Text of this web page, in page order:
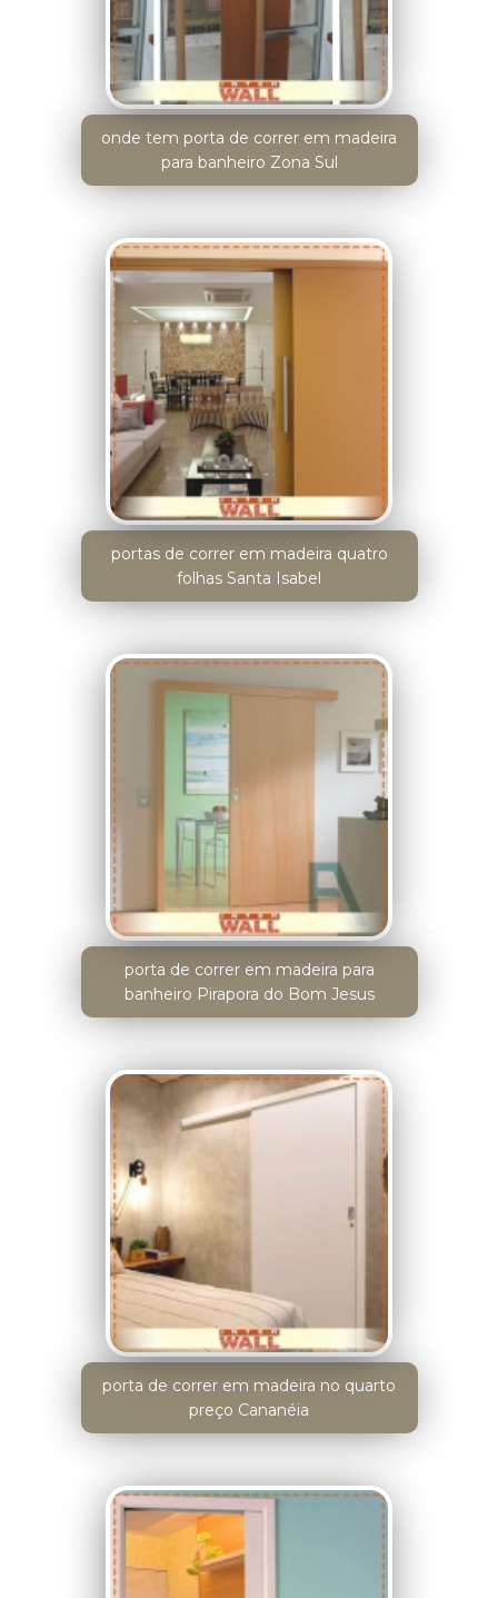
onde tem porta de correr em madeira
para banheiro Zona Sul
portas de correr em madeira quatro
folhas Santa Isabel
porta de correr em madeira para
banheiro Pirapora do Bom Jesus
porta de correr em madeira no quarto
preço Cananéia